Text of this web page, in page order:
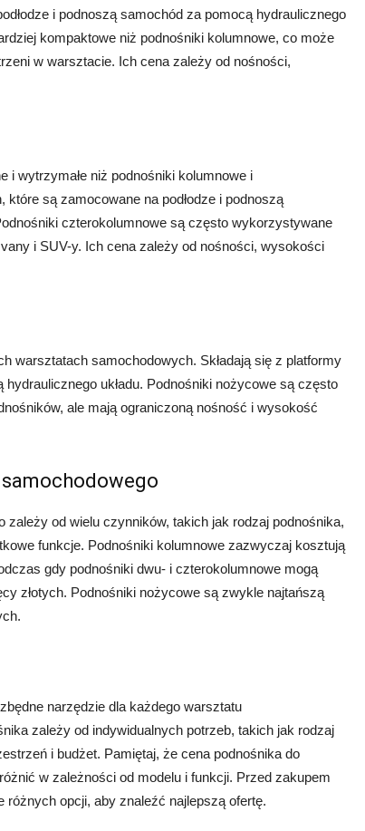
i podnoszą samochód za pomocą hydraulicznego
kompaktowe niż podnośniki kolumnowe, co może
w warsztacie. Ich cena zależy od nośności,
i wytrzymałe niż podnośniki kolumnowe i
są zamocowane na podłodze i podnoszą
czterokolumnowe są często wykorzystywane
i SUV-y. Ich cena zależy od nośności, wysokości
warsztatach samochodowych. Składają się z platformy
układu. Podnośniki nożycowe są często
ale mają ograniczoną nośność i wysokość
od wielu czynników, takich jak rodzaj podnośnika,
funkcje. Podnośniki kolumnowe zazwyczaj kosztują
gdy podnośniki dwu- i czterokolumnowe mogą
złotych. Podnośniki nożycowe są zwykle najtańszą
narzędzie dla każdego warsztatu
zależy od indywidualnych potrzeb, takich jak rodzaj
i budżet. Pamiętaj, że cena podnośnika do
w zależności od modelu i funkcji. Przed zakupem
różnych opcji, aby znaleźć najlepszą ofertę.